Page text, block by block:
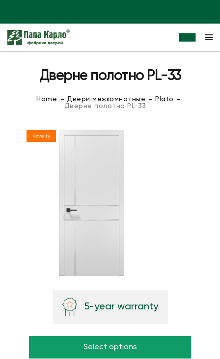
Дверне полотно PL-33
Home Двери межкомнатные
Plato
Дверне полотно PL-33
Novelty
5-year warranty
Select options